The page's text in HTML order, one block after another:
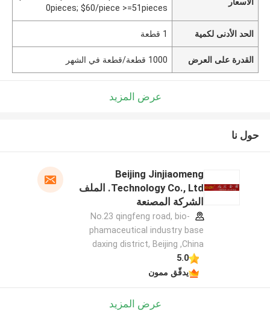
0pieces; $60/piece >=51pieces
الحد الأدنى لكمية 1 قطعة
القدرة على العرض 1000 قطعة/قطعة في الشهر
عرض المزيد
حول نا
Beijing Jinjiaomeng
Technology Co., Ltd. الملف
الشركة المصنعة
No.23 qingfeng road, bio-
phamaceutical industry base
daxing district, Beijing ,China
5.0
يدقّق ممون
عرض المزيد